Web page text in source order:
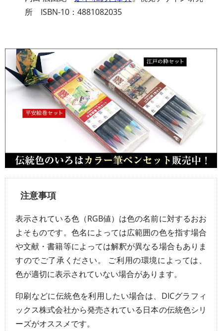
所 ISBN-10：4881082035
注意事項
表示されている色（RGB値）は色の名前に対するおお
よそものです。色名によっては広範囲の色を指す場合
や文献・書籍等によっては解釈が異なる場合もありま
すのでご了承ください。 ご利用の環境によっては、
色が適切に表示されていない場合があります。
印刷などに伝統色を利用したい場合は、DICグラフィ
ックス株式会社から発売されている日本の伝統色シリ
ーズがオススメです。